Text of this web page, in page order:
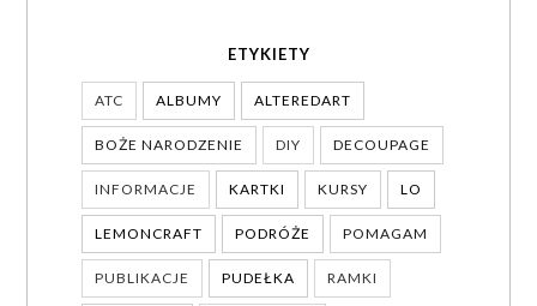
ETYKIETY
ATC ALBUMY ALTEREDART
BOŻE NARODZENIE DIY DECOUPAGE
INFORMACJE KARTKI KURSY LO
LEMONCRAFT PODRÓŻE POMAGAM
PUBLIKACJE PUDEŁKA RAMKI